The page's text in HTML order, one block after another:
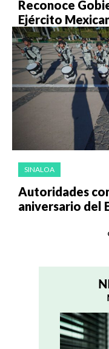
Reconoce
Ejército
SINALOA
Autoridades
aniversario del